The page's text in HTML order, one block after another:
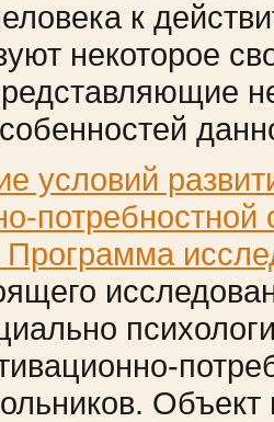
к
некоторое
условий
Программа
Объект